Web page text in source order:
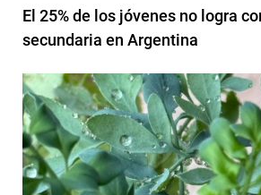
El 25% de los jóvenes no logra
secundaria en Argentina